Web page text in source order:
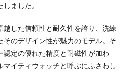
ました。
越した信頼性と耐久性を誇り、洗練
そのデザイン性が魅力のモデル。そ
認定の優れた精度と耐磁性が加わ
マイティウォッチと呼ぶにふさわし